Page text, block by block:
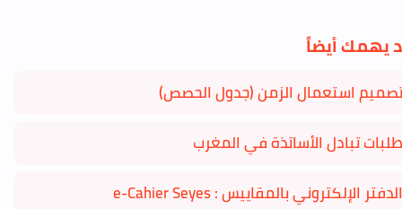
يهمك أيضاً
تصميم استعمال الزمن (جدول الحصص)
طلبات تبادل الأساتذة في المغرب
الدفتر الإلكتروني بالمقاييس : e-Cahier Seyes